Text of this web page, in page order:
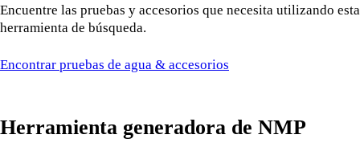
Encuentre las pruebas y accesorios que necesita utilizando esta
herramienta de búsqueda.
Encontrar pruebas de agua & accesorios
Herramienta generadora de NMP